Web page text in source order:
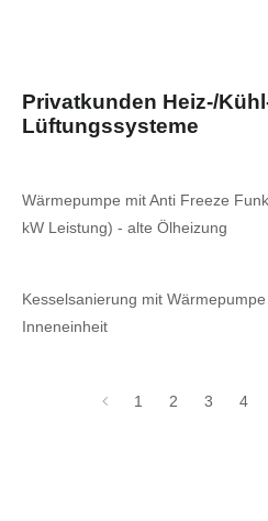
Privatkunden Heiz-/
Lüftungssysteme
Wärmepumpe mit Anti Freeze
kW Leistung) - alte Ölheizung
Kesselsanierung mit
Inneneinheit
1 2 3 4